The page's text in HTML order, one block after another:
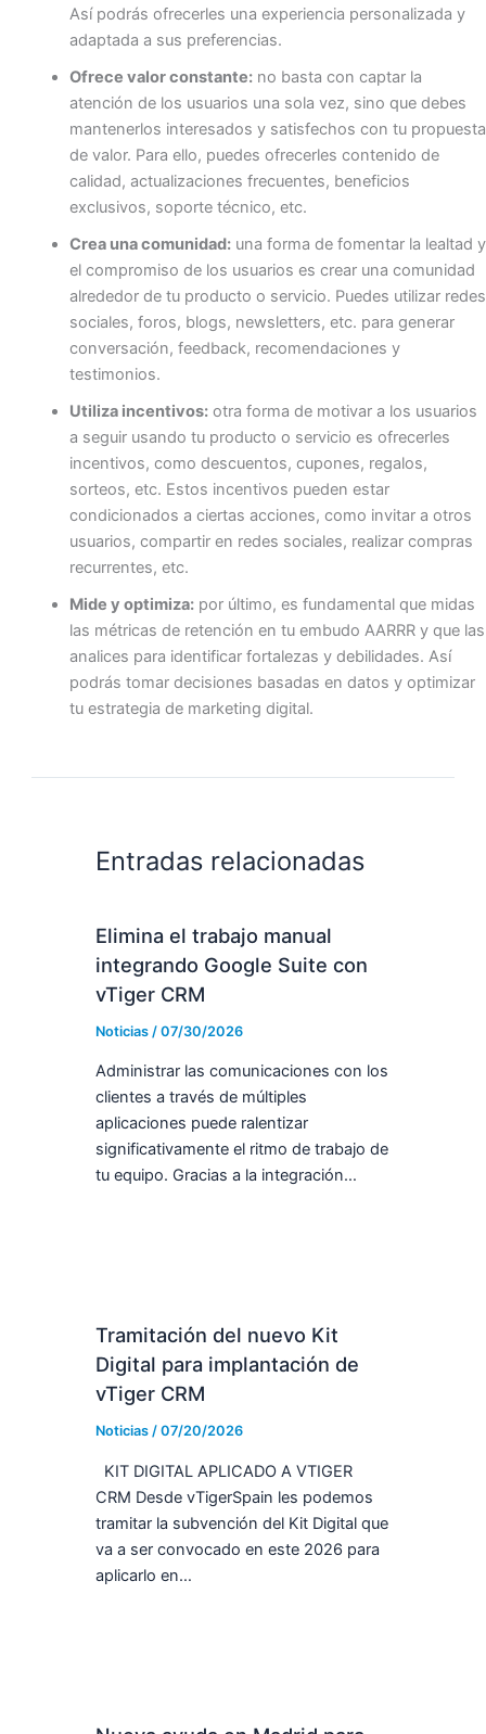
Así podrás ofrecerles una experiencia personalizada y
adaptada a sus preferencias.
Ofrece valor constante:no basta con captar la
atención de los usuarios una sola vez, sino que debes
mantenerlos interesados y satisfechos con tu propuesta
de valor. Para ello, puedes ofrecerles contenido de
calidad, actualizaciones frecuentes, beneficios
exclusivos, soporte técnico, etc.
Crea una comunidad:una forma de fomentar la lealtad y
el compromiso de los usuarios es crear una comunidad
alrededor de tu producto o servicio. Puedes utilizar redes
sociales, foros, blogs, newsletters, etc. para generar
conversación, feedback, recomendaciones y
testimonios.
Utiliza incentivos:otra forma de motivar a los usuarios
a seguir usando tu producto o servicio es ofrecerles
incentivos, como descuentos, cupones, regalos,
sorteos, etc. Estos incentivos pueden estar
condicionados a ciertas acciones, como invitar a otros
usuarios, compartir en redes sociales, realizar compras
recurrentes, etc.
Mide y optimiza:por último, es fundamental que midas
las métricas de retención en tu embudo AARRR y que las
analices para identificar fortalezas y debilidades. Así
podrás tomar decisiones basadas en datos y optimizar
tu estrategia de marketing digital.
Entradas relacionadas
Elimina el trabajo manual
integrando Google Suite con
vTiger CRM
Noticias/ 07/30/2026
Administrar las comunicaciones con los
clientes a través de múltiples
aplicaciones puede ralentizar
significativamente el ritmo de trabajo de
tu equipo. Gracias a la integración…
Tramitación del nuevo Kit
Digital para implantación de
vTiger CRM
Noticias/ 07/20/2026
KIT DIGITAL APLICADO A VTIGER
CRM Desde vTigerSpain les podemos
tramitar la subvención del Kit Digital que
va a ser convocado en este 2026 para
aplicarlo en…